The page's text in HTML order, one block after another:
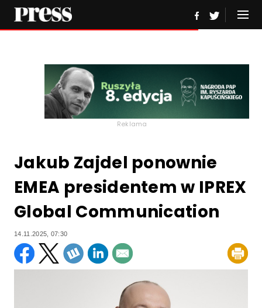
Reklama
Jakub Zajdel ponownie
EMEA presidentem w IPREX
Global Communication
14.11.2025, 07:30